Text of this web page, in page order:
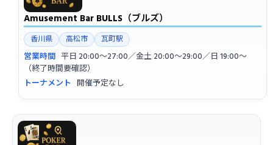
Amusement Bar BULLS（ブルズ）
香川県 高松市 瓦町駅
営業時間 平日 20:00〜27:00／金土 20:00〜29:00／日 19:00〜
（終了時間要確認）
トーナメント 開催予定なし